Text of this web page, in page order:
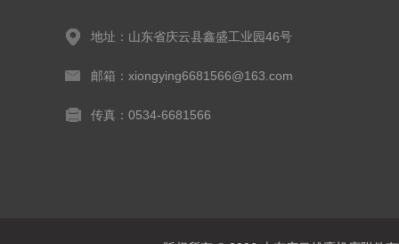
地址：山东省庆云县鑫盛工业园46号
邮箱：xiongying6681566@163.com
传真：0534-6681566